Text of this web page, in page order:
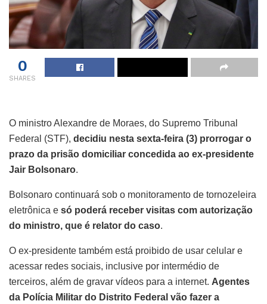
0
SHARES
O ministro Alexandre de Moraes, do Supremo Tribunal
Federal (STF), decidiu nesta sexta-feira (3) prorrogar o
prazo da prisão domiciliar concedida ao ex-presidente
Jair Bolsonaro.
Bolsonaro continuará sob o monitoramento de tornozeleira
eletrônica e só poderá receber visitas com autorização
do ministro, que é relator do caso.
O ex-presidente também está proibido de usar celular e
acessar redes sociais, inclusive por intermédio de
terceiros, além de gravar vídeos para a internet. Agentes
da Polícia Militar do Distrito Federal vão fazer a